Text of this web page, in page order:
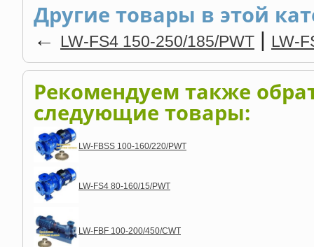
Другие товары в этой
← LW-FS4 150-250/185/PWT | LW-
Рекомендуем также
следующие товары:
LW-FBSS 100-160/220/PWT
LW-FS4 80-160/15/PWT
LW-FBF 100-200/450/CWT